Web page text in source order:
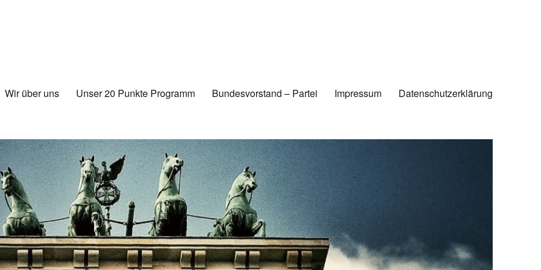
Wir über uns Unser 20 Punkte Programm Bundesvorstand – Partei Impressum Datenschutzerklärung